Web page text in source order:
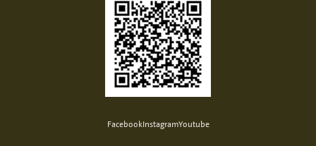
FacebookInstagramYoutube